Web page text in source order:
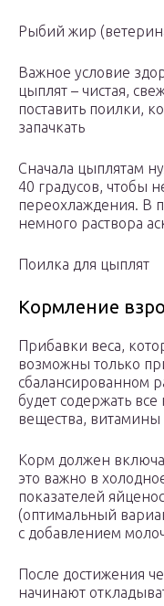
Рыбий жир
Важное условие
цыплят – чистая,
поставить поилки,
запачкать
Сначала цыплятам
40 градусов, чтобы
переохлаждения. В
немного раствора
Поилка для цыплят
Кормление
Прибавки веса,
возможны только
сбалансированном
будет содержать
вещества,
Корм должен
это важно в
показателей
(оптимальный
с добавлением
После достижения
начинают